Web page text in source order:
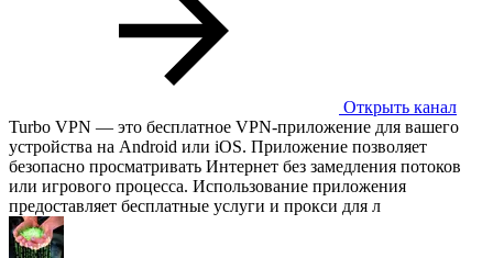
Открыть канал
Turbo VPN — это бесплатное VPN-приложение для вашего
устройства на Android или iOS. Приложение позволяет
безопасно просматривать Интернет без замедления потоков
или игрового процесса. Использование приложения
предоставляет бесплатные услуги и прокси для л